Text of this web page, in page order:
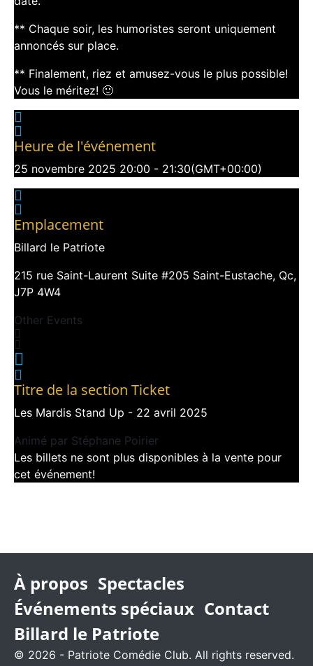
** Chaque soir, les humoristes seront uniquement
annoncés sur place.
** Finalement, riez et amusez-vous le plus possible!
Vous le méritez! 🙂
Heure de l'événement
25 novembre 2025 20:00 - 21:30(GMT+00:00)
Emplacement
Billard le Patriote
215 rue Saint-Laurent Suite #205 Saint-Eustache, Qc,
J7P 4W4
Other Events
Titre de la section Ticket
Les Mardis Stand Up - 22 avril 2025
Animé par Stéphane Poirier
Les billets ne sont plus disponibles à la vente pour
cet événement!
À propos Spectacles
Événements spéciaux Contact
Billard le Patriote
© 2026 - Patriote Comédie Club. All rights reserved.